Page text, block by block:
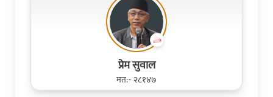
प्रेम सुवाल
मत:- २८१४७